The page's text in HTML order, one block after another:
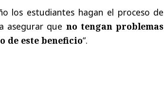
los estudiantes hagan el proceso de
asegurar que no tengan problemas
de este beneficio”.